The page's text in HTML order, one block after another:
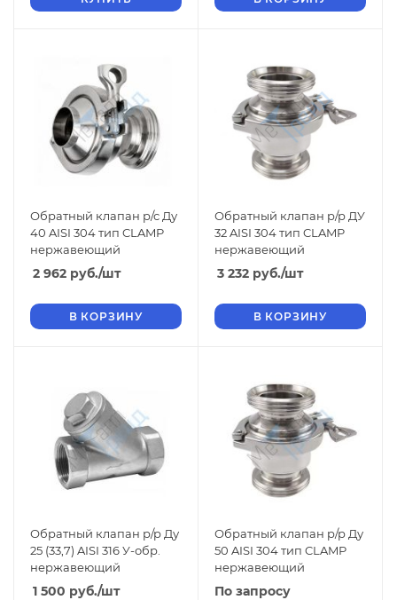
Обратный клапан р/с Ду
40 AISI 304 тип CLAMP
нержавеющий
2 962 руб./шт
В КОРЗИНУ
Обратный клапан р/р ДУ
32 AISI 304 тип CLAMP
нержавеющий
3 232 руб./шт
В КОРЗИНУ
Обратный клапан р/р Ду
25 (33,7) AISI 316 У-обр.
нержавеющий
1 500 руб./шт
Обратный клапан р/р Ду
50 AISI 304 тип CLAMP
нержавеющий
По запросу